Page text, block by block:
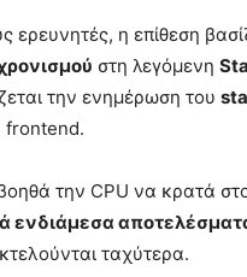
η επίθεση
στη λεγόμενη
την ενημέρωση του
frontend.
την CPU να κρατά
ενδιάμεσα
ταχύτερα.